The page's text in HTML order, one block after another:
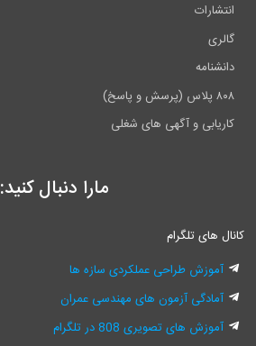
انتشارات
گالری
دانشنامه
۸۰۸ پلاس (پرسش و پاسخ)
کاریابی و آگهی های شغلی
مارا دنبال کنید:
کانال های تلگرام
آموزش طراحی عملکردی سازه ها
آمادگی آزمون های مهندسی عمران
آموزش های تصویری 808 در تلگرام